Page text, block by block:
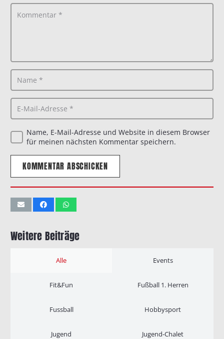
Name, E-Mail-Adresse und Website in diesem Browser
für meinen nächsten Kommentar speichern.
KOMMENTAR ABSCHICKEN
Weitere Beiträge
Alle Events
Fit&Fun Fußball 1. Herren
Fussball Hobbysport
Jugend Jugend-Chalet